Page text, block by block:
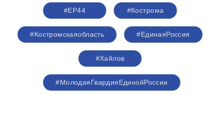
#ЕР44 #Кострома
#Костромскаяобласть #‎ЕдинаяРоссия
#Хайлов
#МолодаяГвардияЕдинойРоссии